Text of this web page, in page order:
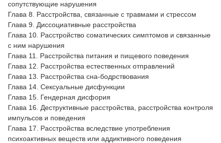
сопутствующие нарушения
Глава 8. Расстройства, связанные с травмами и стрессом
Глава 9. Диссоциативные расстройства
Глава 10. Расстройство соматических симптомов и связанные
с ним нарушения
Глава 11. Расстройства питания и пищевого поведения
Глава 12. Расстройства естественных отправлений
Глава 13. Расстройства сна-бодрствования
Глава 14. Сексуальные дисфункции
Глава 15. Гендерная дисфория
Глава 16. Деструктивные расстройства, расстройства контроля
импульсов и поведения
Глава 17. Расстройства вследствие употребления
психоактивных веществ или аддиктивного поведения